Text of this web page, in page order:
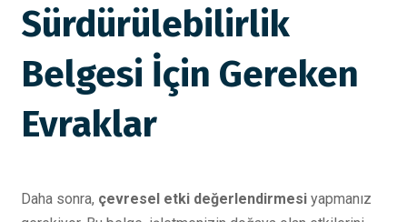
Sürdürülebilirlik
Belgesi İçin Gereken
Evraklar
Daha sonra, çevresel etki değerlendirmesi yapmanız